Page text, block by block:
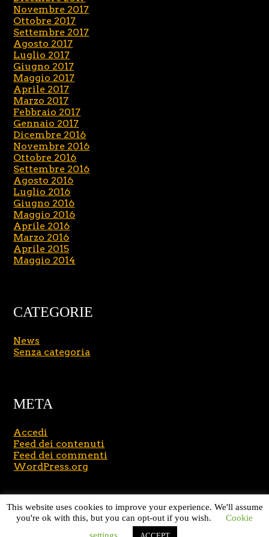
Novembre 2017
Ottobre 2017
Settembre 2017
Agosto 2017
Luglio 2017
Giugno 2017
Maggio 2017
Aprile 2017
Marzo 2017
Febbraio 2017
Gennaio 2017
Dicembre 2016
Novembre 2016
Ottobre 2016
Settembre 2016
Agosto 2016
Luglio 2016
Giugno 2016
Maggio 2016
Aprile 2016
Marzo 2016
Aprile 2015
Maggio 2014
CATEGORIE
News
Senza categoria
META
Accedi
Feed dei contenuti
Feed dei commenti
WordPress.org
Copyright © 2026 Massimo Brusasco
. All Rights
Reserved.Journal Lite by Slocum Studio
This website uses cookies to improve your experience. We'll assume
you're ok with this, but you can opt-out if you wish.
Cookie